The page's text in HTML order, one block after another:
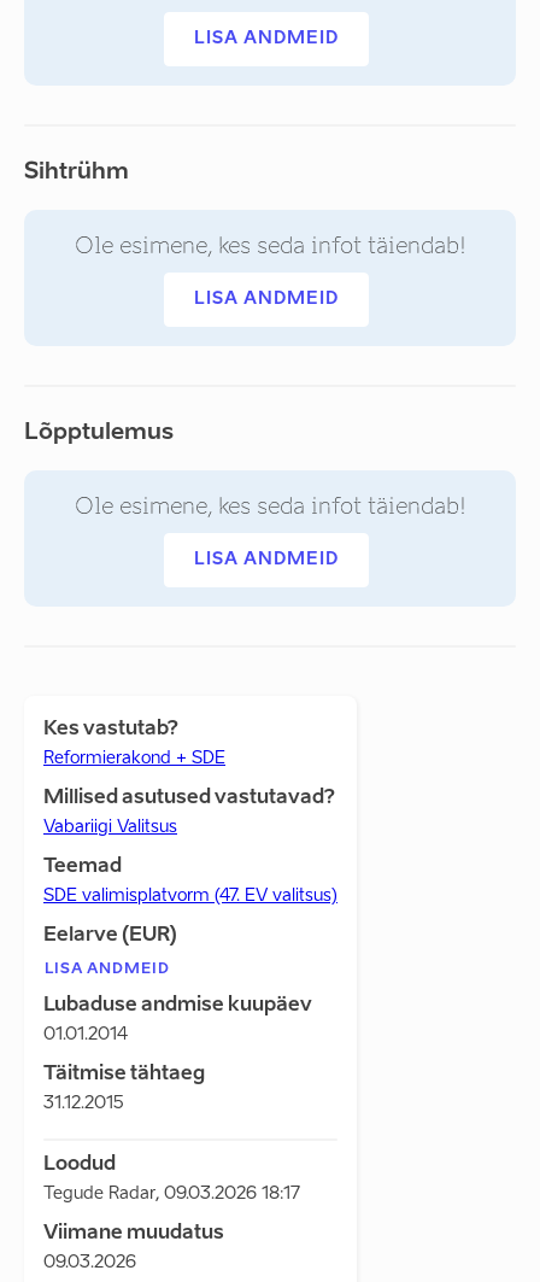
LISA ANDMEID
Sihtrühm
Ole esimene, kes seda infot täiendab!
LISA ANDMEID
Lõpptulemus
Ole esimene, kes seda infot täiendab!
LISA ANDMEID
Kes vastutab?
Reformierakond + SDE
Millised asutused vastutavad?
Vabariigi Valitsus
Teemad
SDE valimisplatvorm (47. EV valitsus)
Eelarve (EUR)
LISA ANDMEID
Lubaduse andmise kuupäev
01.01.2014
Täitmise tähtaeg
31.12.2015
Loodud
Tegude Radar, 09.03.2026 18:17
Viimane muudatus
09.03.2026